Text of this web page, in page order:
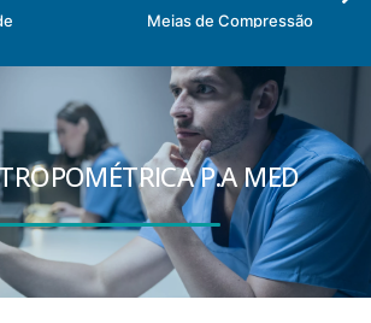
Meias de Compressão
P.A MED